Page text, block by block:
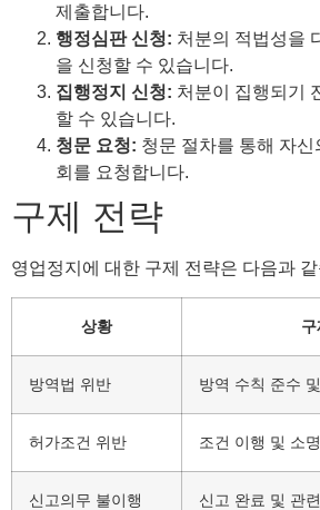
제출합니다.
행정심판 신청: 처분의 적법성을
을 신청할 수 있습니다.
집행정지 신청: 처분이 집행되기
할 수 있습니다.
청문 요청: 청문 절차를 통해 자신
회를 요청합니다.
구제 전략
영업정지에 대한 구제 전략은 다음과
상황 구
방역법 위반 방역 수칙 준수
허가조건 위반 조건 이행 및 소
신고의무 불이행 신고 완료 및 관